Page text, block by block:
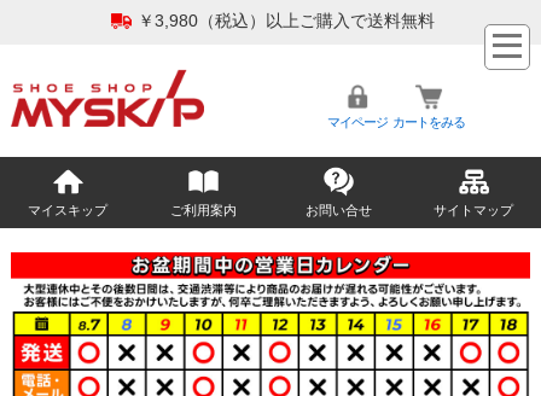
￥3,980（税込）以上ご購入で送料無料
マイページ カートをみる
マイスキップ ご利用案内 お問い合せ サイトマップ